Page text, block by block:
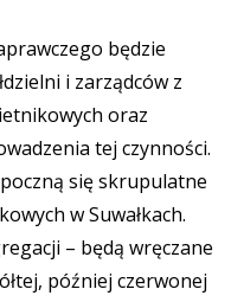
będzie
i zarządców z
oraz
tej czynności.
się skrupulatne
w Suwałkach.
– będą wręczane
później czerwonej